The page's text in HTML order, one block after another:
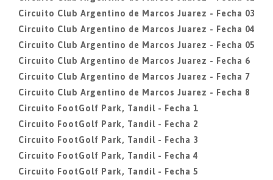
Circuito Club Argentino de Marcos Juarez - Fecha 03
Circuito Club Argentino de Marcos Juarez - Fecha 04
Circuito Club Argentino de Marcos Juarez - Fecha 05
Circuito Club Argentino de Marcos Juarez - Fecha 6
Circuito Club Argentino de Marcos Juarez - Fecha 7
Circuito Club Argentino de Marcos Juarez - Fecha 8
Circuito FootGolf Park, Tandil - Fecha 1
Circuito FootGolf Park, Tandil - Fecha 2
Circuito FootGolf Park, Tandil - Fecha 3
Circuito FootGolf Park, Tandil - Fecha 4
Circuito FootGolf Park, Tandil - Fecha 5